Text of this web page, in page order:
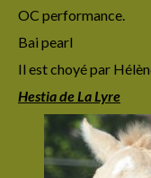
Jarryn de La
Kratos de
Lumios de
OC performance.
Bai pearl
Il est choyé par
Hestia de La Lyre